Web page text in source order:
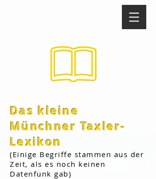
Das kleine
Münchner Taxler-
Lexikon
(Einige Begriffe stammen aus der
Zeit, als es noch keinen
Datenfunk gab)